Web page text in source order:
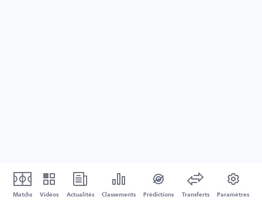
Matchs Vidéos Actualités Classements Prédictions Transferts Paramètres